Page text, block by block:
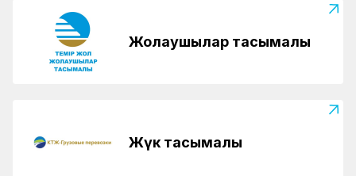
Жолаушылар тасымалы
Жүк тасымалы